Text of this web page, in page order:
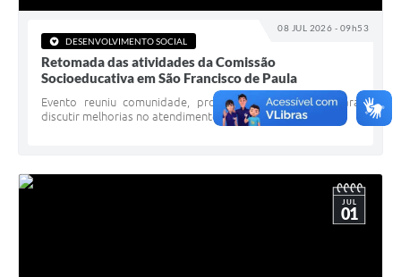
08 JUL 2026 - 09h53
DESENVOLVIMENTO SOCIAL
Retomada das atividades da Comissão
Socioeducativa em São Francisco de Paula
Evento reuniu comunidade, profissionais e gestores para
discutir melhorias no atendimento socioeducativo
JUL
01